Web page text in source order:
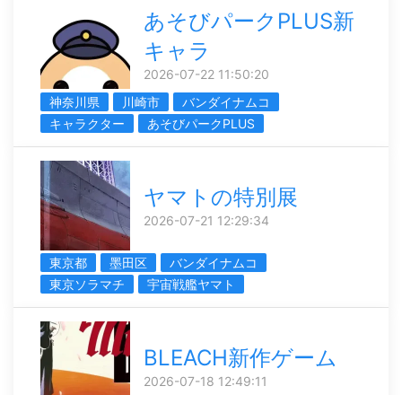
あそびパークPLUS新
キャラ
2026-07-22 11:50:20
神奈川県
川崎市
バンダイナムコ
キャラクター
あそびパークPLUS
ヤマトの特別展
2026-07-21 12:29:34
東京都 墨田区
バンダイナムコ
東京ソラマチ
宇宙戦艦ヤマト
BLEACH新作ゲーム
2026-07-18 12:49:11